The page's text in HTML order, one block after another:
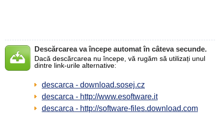
Descărcarea va începe automat în câteva secunde.
Dacă descărcarea nu începe, vă rugăm să utilizați unul
dintre link-urile alternative:
descarca - download.sosej.cz
descarca - http://www.esoftware.it
descarca - http://software-files.download.com